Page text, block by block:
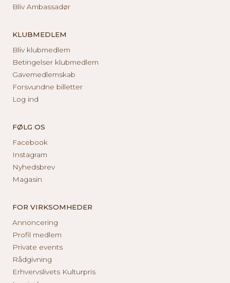
Bliv Ambassadør
KLUBMEDLEM
Bliv klubmedlem
Betingelser klubmedlem
Gavemedlemskab
Forsvundne billetter
Log ind
FØLG OS
Facebook
Instagram
Nyhedsbrev
Magasin
FOR VIRKSOMHEDER
Annoncering
Profil medlem
Private events
Rådgivning
Erhvervslivets Kulturpris